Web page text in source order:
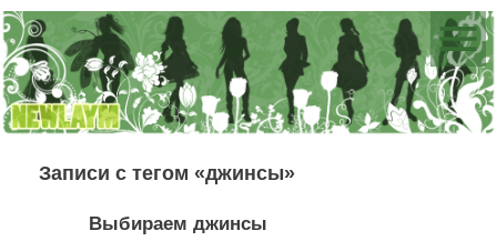
Записи с тегом «джинсы»
Выбираем джинсы